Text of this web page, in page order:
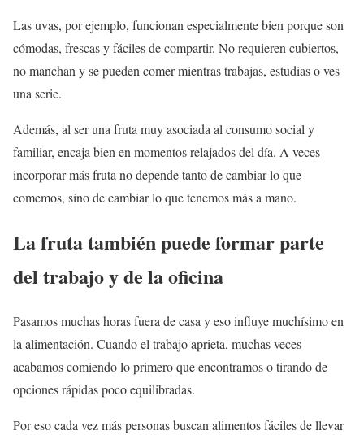
Las uvas, por ejemplo, funcionan especialmente bien porque son
cómodas, frescas y fáciles de compartir. No requieren cubiertos,
no manchan y se pueden comer mientras trabajas, estudias o ves
una serie.
Además, al ser una fruta muy asociada al consumo social y
familiar, encaja bien en momentos relajados del día. A veces
incorporar más fruta no depende tanto de cambiar lo que
comemos, sino de cambiar lo que tenemos más a mano.
La fruta también puede formar parte
del trabajo y de la oficina
Pasamos muchas horas fuera de casa y eso influye muchísimo en
la alimentación. Cuando el trabajo aprieta, muchas veces
acabamos comiendo lo primero que encontramos o tirando de
opciones rápidas poco equilibradas.
Por eso cada vez más personas buscan alimentos fáciles de llevar